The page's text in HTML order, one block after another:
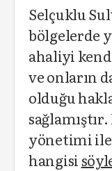
Selçuklu
bölgelerde
ahaliyi
ve onların
olduğu
yönetimi
hangisi